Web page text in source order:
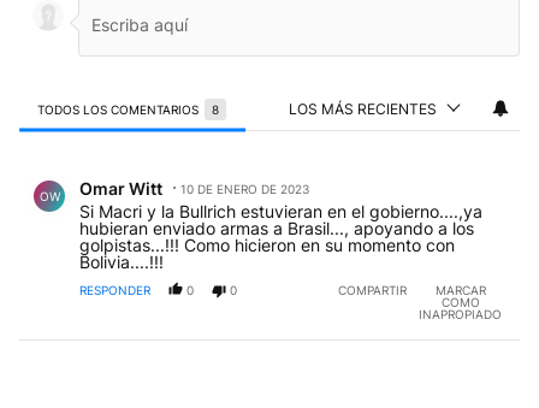
TODOS LOS COMENTARIOS 8 LOS MÁS RECIENTES
OW Omar Witt 10 DE ENERO DE 2023
Si Macri y la Bullrich estuvieran en el gobierno....,ya
hubieran enviado armas a Brasil..., apoyando a los
golpistas...!!! Como hicieron en su momento con
Bolivia....!!!
RESPONDER 0 0 COMPARTIR
MARCAR
COMO
INAPROPIADO